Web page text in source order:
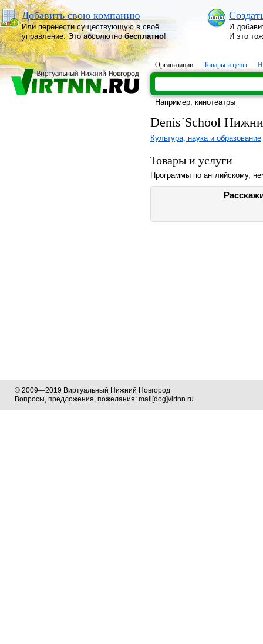
Добавить свою компанию
Или перенести существующую в своё
управление. Это абсолютнобесплатно!
И
И это
Организации Товары и цены
Например, кинотеатры
Denis`School
Культура, наука и образование
Товары и услуги
Программы по английскому,
© 2009—2019 Виртуальный Нижний Новгород
Вопросы, предложения, пожелания: mail[dog]virtnn.ru